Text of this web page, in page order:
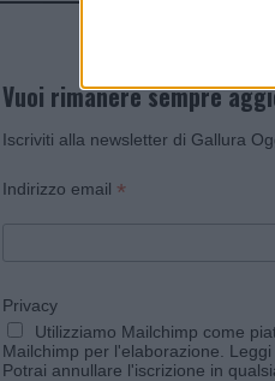
Vuoi rimanere sempre
Iscriviti alla newsletter di Gallura
Indirizzo email *
Privacy
Utilizziamo Mailchimp come
Mailchimp per l'elaborazione.
Potrai annullare l'iscrizione in